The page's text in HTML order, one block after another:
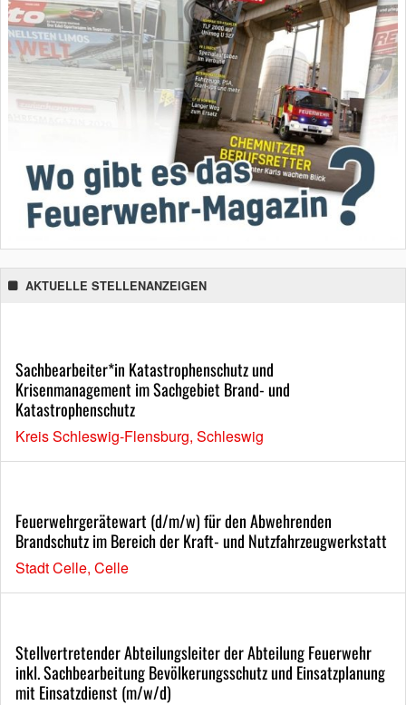
AKTUELLE STELLENANZEIGEN
Sachbearbeiter*in Katastrophenschutz und
Krisenmanagement im Sachgebiet Brand- und
Katastrophenschutz
Kreis Schleswig-Flensburg, Schleswig
Feuerwehrgerätewart (d/m/w) für den Abwehrenden
Brandschutz im Bereich der Kraft- und Nutzfahrzeugwerkstatt
Stadt Celle, Celle
Stellvertretender Abteilungsleiter der Abteilung Feuerwehr
inkl. Sachbearbeitung Bevölkerungsschutz und Einsatzplanung
mit Einsatzdienst (m/w/d)